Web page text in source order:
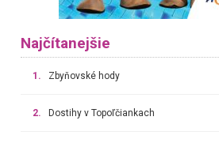
Najčítanejšie
1. Zbyňovské hody
2. Dostihy v Topoľčiankach